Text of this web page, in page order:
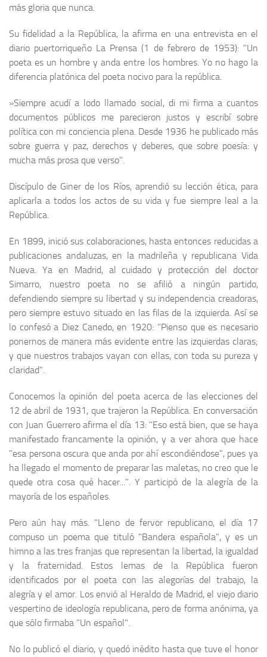
Catálogo Biblioteca
Catálogo Hemeroteca
Fondo Mario J. Bonilla
Biblioteca-Novedades
Publicaciones destacadas de nuestra hemeroteca
Noticias
Tienda
más gloria que nunca.
Su fidelidad a la República, la afirma en una entrevista en el
diario puertorriqueño La Prensa (1 de febrero de 1953): "Un
poeta es un hombre y anda entre los hombres. Yo no hago la
dife­rencia platónica del poeta nocivo para la república.
»Siempre acudí a lodo llamado social, di mi firma a cuantos
documentos públicos me parecieron justos y escribí sobre
política con mi conciencia plena. Desde 1936 he publicado más
sobre guerra y paz, derechos y deberes, que sobre poesía: y
mucha más prosa que verso".
Discípulo de Giner de los Ríos, aprendió su lección ética, para
apli­carla a todos los actos de su vida y fue siempre leal a la
República.
En 1899, inició sus colaboraciones, hasta entonces reducidas a
publicaciones andaluzas, en la madrileña y republicana Vida
Nueva. Ya en Madrid, al cuidado y protección del doctor
Simarro, nuestro poeta no se afilió a ningún partido,
defendiendo siempre su libertad y su independencia creadoras,
pero siempre estuvo situado en las filas de la izquierda. Así se
lo confesó a Diez Canedo, en 1920: "Pienso que es necesario
ponernos de manera más evidente entre las izquierdas claras;
y que nuestros trabajos vayan con ellas, con toda su pureza y
claridad".
Conocemos la opinión del poeta acerca de las elecciones del
12 de abril de 1931, que trajeron la República. En conversación
con Juan Guerrero afirma el día 13: "Eso está bien, que se haya
manifestado francamente la opinión, y a ver ahora que hace
"esa persona oscura que anda por ahí escondiéndose", pues ya
ha llegado el momento de preparar las maletas, no creo que le
quede otra cosa qué hacer...". Y participó de la alegría de la
mayoría de los españoles.
Pero aún hay más. "Lleno de fervor republicano, el día 17
compu­so un poema que tituló "Bandera española", y es un
himno a las tres franjas que representan la libertad, la igualdad
y la fraternidad. Estos lemas de la República fueron
identificados por el poeta con las alego­rías del trabajo, la
alegría y el amor. Los envió al Heraldo de Madrid, el viejo diario
vespertino de ideología republicana, pero de forma anó­nima, ya
que sólo firmaba "Un español".
No lo publicó el diario, y quedó inédito hasta que tuve el honor